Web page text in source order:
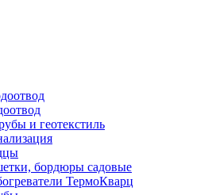
и геотекстиль
бордюры садовые
ТермоКварц